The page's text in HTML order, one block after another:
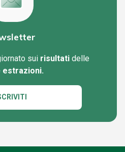
sui risultati delle
estrazioni.